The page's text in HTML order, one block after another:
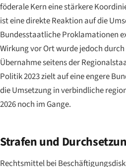
föderale Kern eine stärkere
ist eine direkte Reaktion auf die
Bundesstaatliche Proklamationen
Wirkung vor Ort wurde jedoch
Übernahme seitens der
Politik 2023 zielt auf eine engere
die Umsetzung in verbindliche
2026 noch im Gange.
Strafen und
Rechtsmittel bei